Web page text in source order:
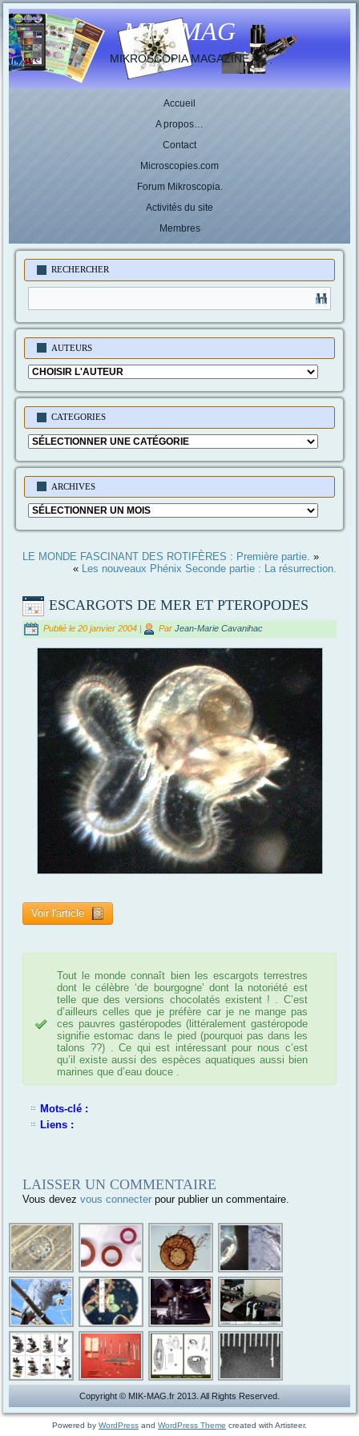
MIK-MAG
MIKROSCOPIA MAGAZINE
Accueil
A propos…
Contact
Microscopies.com
Forum Mikroscopia.
Activités du site
Membres
RECHERCHER
AUTEURS
CATEGORIES
Categories
ARCHIVES
Archives
LE MONDE FASCINANT DES ROTIFÈRES : Première partie. »
« Les nouveaux Phénix Seconde partie : La résurrection.
ESCARGOTS DE MER ET PTEROPODES
Publié le 20 janvier 2004 Par Jean-Marie Cavanihac
Voir l'article
Tout le monde connaît bien les escargots terrestres
dont le célèbre ‘de bourgogne’ dont la notoriété est
telle que des versions chocolatés existent ! . C’est
d’ailleurs celles que je préfère car je ne mange pas
ces pauvres gastéropodes (littéralement gastéropode
signifie estomac dans le pied (pourquoi pas dans les
talons ??) . Ce qui est intéressant pour nous c’est
qu’il existe aussi des espèces aquatiques aussi bien
marines que d’eau douce .
Mots-clé :
Liens :
LAISSER UN COMMENTAIRE
Vous devezvous connecter pour publier un commentaire.
Copyright © MIK-MAG.fr 2013. All Rights Reserved.
Powered by WordPress and WordPress Theme created with Artisteer.